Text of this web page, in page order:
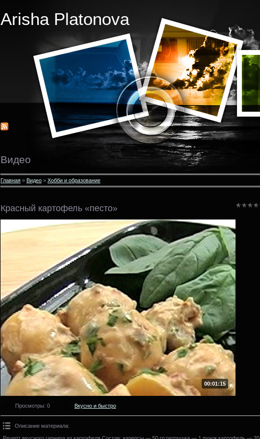
Arisha Platonova
Видео
Главная » Видео » Хобби и образование
Красный картофель «песто»
00:01:15
Просмотры: 0 Вкусно и быстро
Описание материала:
Рецепт вкусного гарнира из картофеля.Состав: каперсы — 50 гр;петрушка — 1 пучок;картофель — 20